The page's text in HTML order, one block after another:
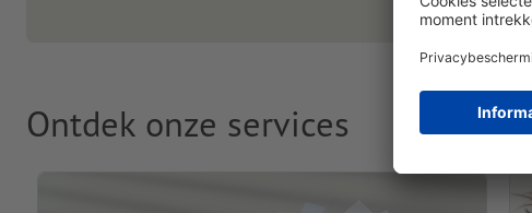
Ontdek onze services